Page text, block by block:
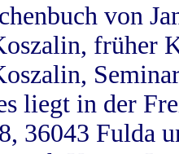
von
früher
liegt in der
36043 Fulda